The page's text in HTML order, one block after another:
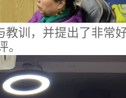
训，并提出了非常
。